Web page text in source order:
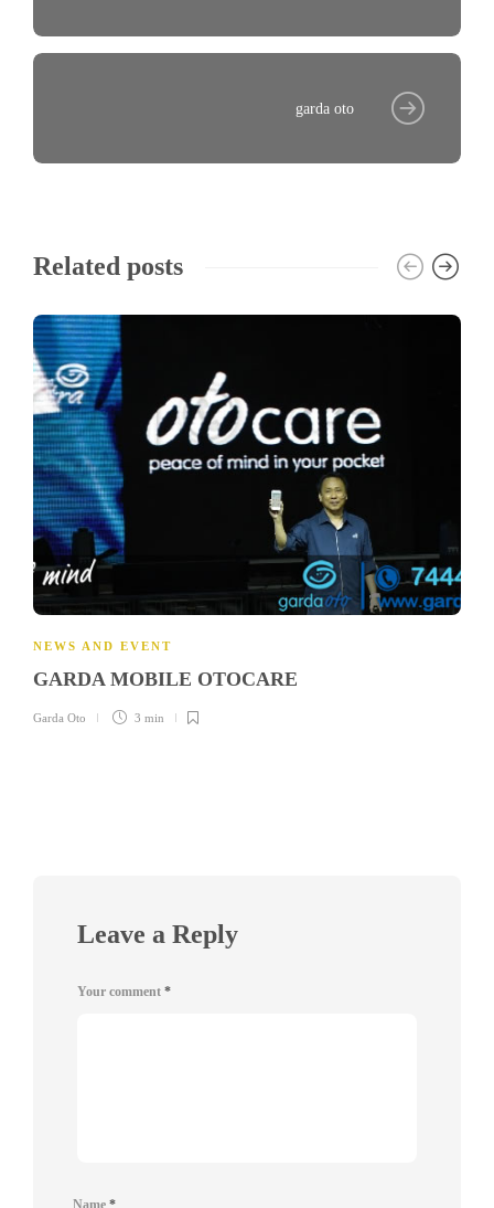
garda oto
Related posts
NEWS AND EVENT
GARDA MOBILE OTOCARE
Garda Oto 3 min
Leave a Reply
Your comment *
Name *